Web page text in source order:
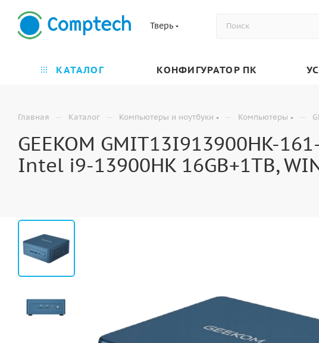
Тверь
КАТАЛОГ КОНФИГУРАТОР ПК
Главная — Каталог — Компьютеры и ноутбуки — Компьютеры —
GEEKOM GMIT13I913900HK-
Intel i9-13900HK 16GB+1TB,